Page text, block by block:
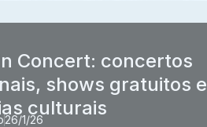
Concert: concertos
shows gratuitos e
culturais
26/1/26